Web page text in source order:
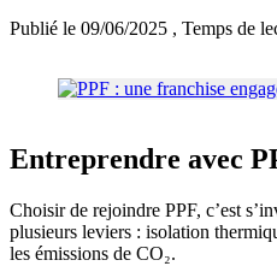
Publié le 09/06/2025 , Temps de
Entreprendre avec
Choisir de rejoindre PPF, c’est
plusieurs leviers : isolation
les émissions de CO₂.